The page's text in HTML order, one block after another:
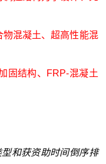
物混凝土、超高性能混
固结构、FRP-混凝土
和获资助时间倒序排